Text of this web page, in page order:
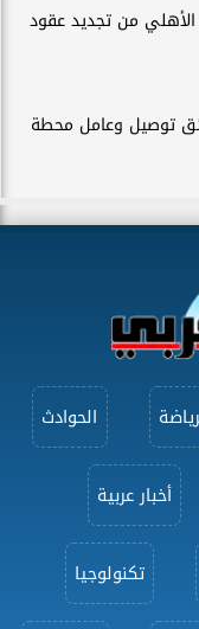
من تجديد عقود
توصيل وعامل محطة
الحوادث
أخبار عربية
تكنولوجيا